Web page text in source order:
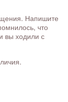
Напишите
что
вы ходили с